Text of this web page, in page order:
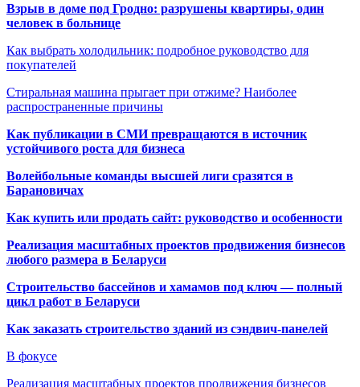
Взрыв в доме под Гродно: разрушены квартиры, один
человек в больнице
Как выбрать холодильник: подробное руководство для
покупателей
Стиральная машина прыгает при отжиме? Наиболее
распространенные причины
Как публикации в СМИ превращаются в источник
устойчивого роста для бизнеса
Волейбольные команды высшей лиги сразятся в
Барановичах
Как купить или продать сайт: руководство и особенности
Реализация масштабных проектов продвижения бизнесов
любого размера в Беларуси
Строительство бассейнов и хамамов под ключ — полный
цикл работ в Беларуси
Как заказать строительство зданий из сэндвич-панелей
В фокусе
Реализация масштабных проектов продвижения бизнесов